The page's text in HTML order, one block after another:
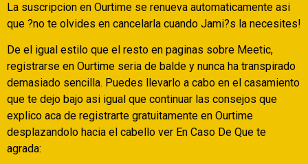
La suscripcion en Ourtime se renueva automaticamente asi
que ?no te olvides en cancelarla cuando Jami?s la necesites!
De el igual estilo que el resto en paginas sobre Meetic,
registrarse en Ourtime seri­a de balde y nunca ha transpirado
demasiado sencilla. Puedes llevarlo a cabo en el casamiento
que te dejo bajo asi­ igual que continuar las consejos que
explico aca de registrarte gratuitamente en Ourtime
desplazandolo hacia el cabello ver En Caso De Que te
agrada: